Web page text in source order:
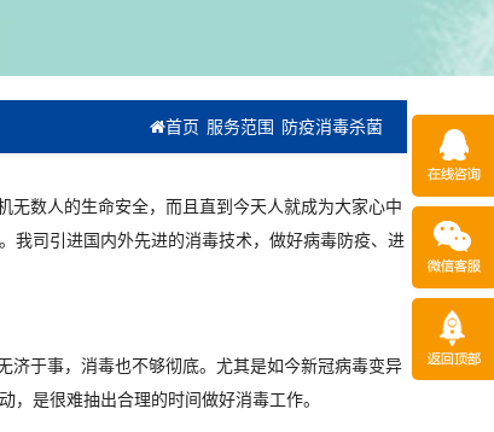
首页 服务范围 防疫消毒杀菌
数人的生命安全，而且直到今天人就成为大家心中
我司引进国内外先进的消毒技术，做好病毒防疫、进
于事，消毒也不够彻底。尤其是如今新冠病毒变异
是很难抽出合理的时间做好消毒工作。